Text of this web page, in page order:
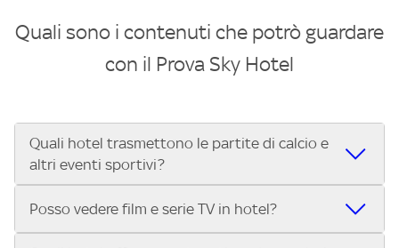
Quali sono i contenuti che potrò guardare
con il Prova Sky Hotel
Quali hotel trasmettono le partite di calcio e
altri eventi sportivi?
Se cerchi un hotel dove poter vedere le partite di Serie A,
Posso vedere film e serie TV in hotel?